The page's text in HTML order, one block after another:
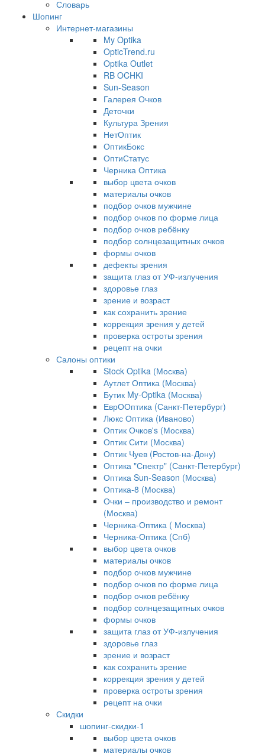
Словарь
Шопинг
Интернет-магазины
My Optika
OpticTrend.ru
Optika Outlet
RB OCHKI
Sun-Season
Галерея Очков
Деточки
Культура Зрения
НетОптик
ОптикБокс
ОптиСтатус
Черника Оптика
выбор цвета очков
материалы очков
подбор очков мужчине
подбор очков по форме лица
подбор очков ребёнку
подбор солнцезащитных очков
формы очков
дефекты зрения
защита глаз от УФ-излучения
здоровье глаз
зрение и возраст
как сохранить зрение
коррекция зрения у детей
проверка остроты зрения
рецепт на очки
Салоны оптики
Stock Optika (Москва)
Аутлет Оптика (Москва)
Бутик My-Optika (Москва)
ЕврООптика (Санкт-Петербург)
Люкс Оптика (Иваново)
Оптик Очков's (Москва)
Оптик Сити (Москва)
Оптик Чуев (Ростов-на-Дону)
Оптика "Спектр" (Санкт-Петербург)
Оптика Sun-Season (Москва)
Оптика-8 (Москва)
Очки – производство и ремонт
(Москва)
Черника-Оптика ( Москва)
Черника-Оптика (Спб)
выбор цвета очков
материалы очков
подбор очков мужчине
подбор очков по форме лица
подбор очков ребёнку
подбор солнцезащитных очков
формы очков
защита глаз от УФ-излучения
здоровье глаз
зрение и возраст
как сохранить зрение
коррекция зрения у детей
проверка остроты зрения
рецепт на очки
Скидки
шопинг-скидки-1
выбор цвета очков
материалы очков